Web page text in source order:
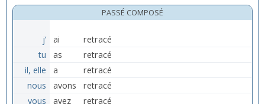
PASSÉ COMPOSÉ
j’ ai
retracé
tu
as
retracé
il, elle
a
retracé
nous
avons
retracé
vous
avez
retracé